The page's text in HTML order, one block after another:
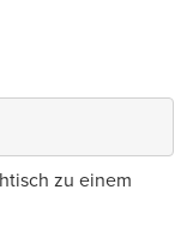
zu einem